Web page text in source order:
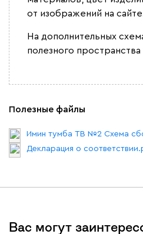
от изображений на
На дополнительных
полезного
Полезные файлы
Имин тумба ТВ №2 Схема
Декларация о
Вас могут